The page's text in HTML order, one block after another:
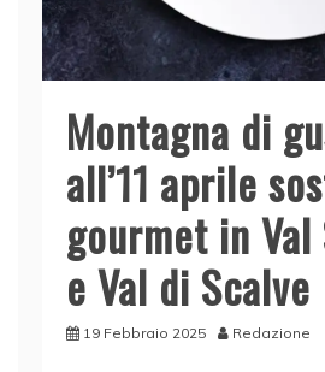
Montagna di
all’11 aprile
gourmet in Val
e Val di Scalve
19 Febbraio 2025 Redazione